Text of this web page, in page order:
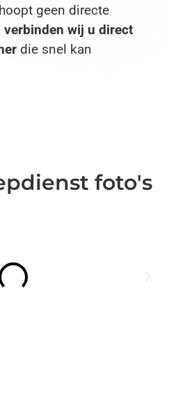
geen directe
verbinden wij u direct
die snel kan
foto's